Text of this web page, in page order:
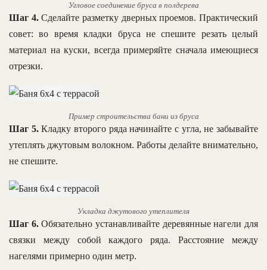
Угловое соединение бруса в полдерева
Шаг 4.Сделайте разметку дверных проемов. Практический
совет: во время кладки бруса не спешите резать целый
материал на куски, всегда примеряйте сначала имеющиеся
отрезки.
Пример строительства бани из бруса
Шаг 5.Кладку второго ряда начинайте с угла, не забывайте
утеплять джутовым волокном. Работы делайте внимательно,
не спешите.
Укладка джутового утеплителя
Шаг 6.Обязательно устанавливайте деревянные нагели для
связки между собой каждого ряда. Расстояние между
нагелями примерно один метр.